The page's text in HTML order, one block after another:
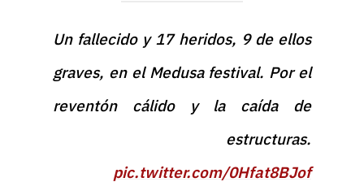
Un fallecido y 17 heridos, 9 de ellos
graves, en el Medusa festival. Por el
reventón cálido y la caída de
estructuras.
pic.twitter.com/0Hfat8BJof